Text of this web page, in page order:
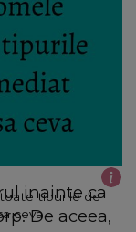
tipurile de
ceva
inainte ca
De aceea,